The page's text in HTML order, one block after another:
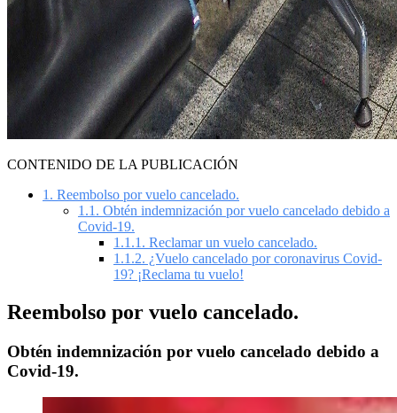
CONTENIDO DE LA PUBLICACIÓN
1. Reembolso por vuelo cancelado.
1.1. Obtén indemnización por vuelo cancelado debido a
Covid-19.
1.1.1. Reclamar un vuelo cancelado.
1.1.2. ¿Vuelo cancelado por coronavirus Covid-
19? ¡Reclama tu vuelo!
Reembolso por vuelo cancelado.
Obtén indemnización por vuelo cancelado debido a
Covid-19.